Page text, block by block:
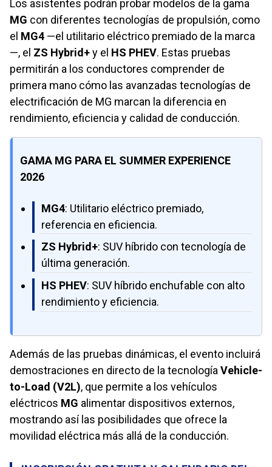
Los asistentes podrán probar modelos de la gama
MG con diferentes tecnologías de propulsión, como
el MG4 —el utilitario eléctrico premiado de la marca
—, el ZS Hybrid+y el HS PHEV. Estas pruebas
permitirán a los conductores comprender de
primera mano cómo las avanzadas tecnologías de
electrificación de MG marcan la diferencia en
rendimiento, eficiencia y calidad de conducción.
GAMA MG PARA EL SUMMER EXPERIENCE
2026
MG4: Utilitario eléctrico premiado,
referencia en eficiencia.
ZS Hybrid+: SUV híbrido con tecnología de
última generación.
HS PHEV: SUV híbrido enchufable con alto
rendimiento y eficiencia.
Además de las pruebas dinámicas, el evento incluirá
demostraciones en directo de la tecnología Vehicle-
to-Load (V2L), que permite a los vehículos
eléctricos MG alimentar dispositivos externos,
mostrando así las posibilidades que ofrece la
movilidad eléctrica más allá de la conducción.